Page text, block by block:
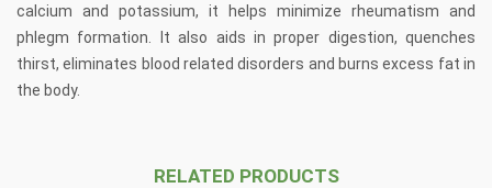
calcium and potassium, it helps minimize rheumatism and
phlegm formation. It also aids in proper digestion, quenches
thirst, eliminates blood related disorders and burns excess fat in
the body.
RELATED PRODUCTS